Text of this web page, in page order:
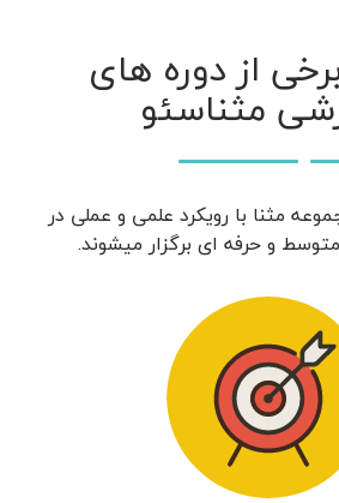
از دوره های
مثناسئو
مثنا با رویکرد علمی و عملی در
و حرفه ای برگزار میشوند.